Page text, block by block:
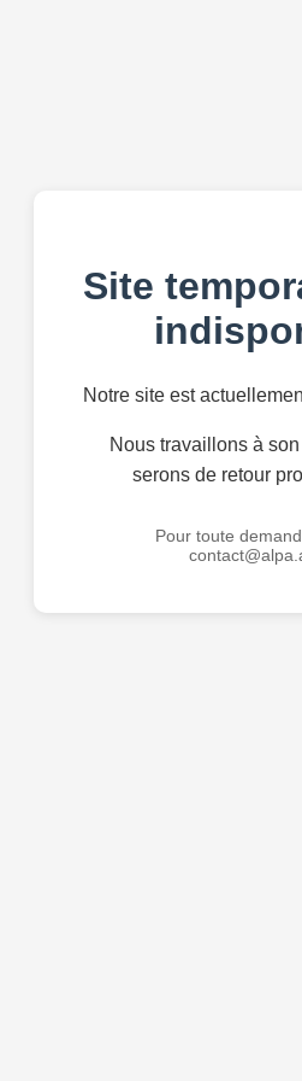
Site
Notre site est
Nous travaillons à
serons de retour
Pour toute